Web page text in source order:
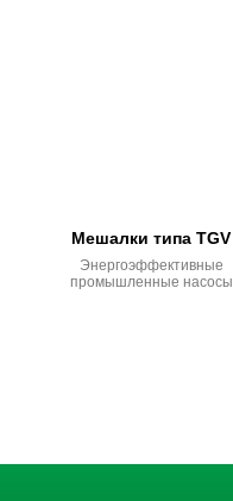
Мешалки типа TGV
Энергоэффективные
промышленные насосы